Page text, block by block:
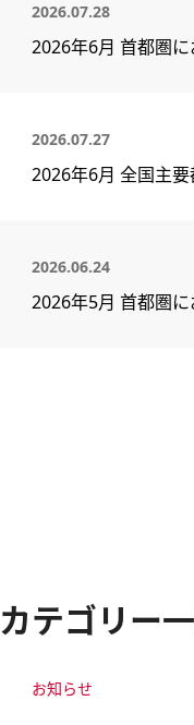
2026.07.28
2026年6月 首都圏
2026.07.27
2026年6月 全国主
2026.06.24
2026年5月 首都圏
カテゴリー
お知らせ